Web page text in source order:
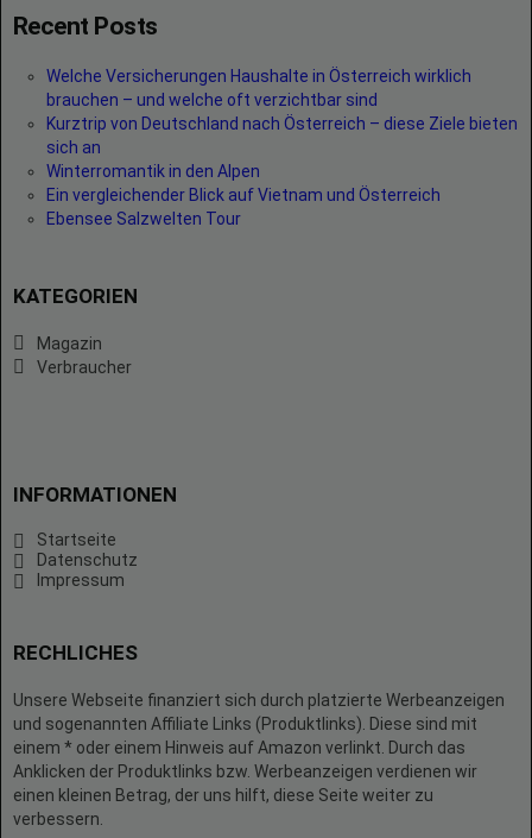
Recent Posts
Welche Versicherungen Haushalte in Österreich wirklich
brauchen – und welche oft verzichtbar sind
Kurztrip von Deutschland nach Österreich – diese Ziele bieten
sich an
Winterromantik in den Alpen
Ein vergleichender Blick auf Vietnam und Österreich
Ebensee Salzwelten Tour
KATEGORIEN
Magazin
Verbraucher
INFORMATIONEN
Startseite
Datenschutz
Impressum
RECHLICHES
Unsere Webseite finanziert sich durch platzierte Werbeanzeigen
und sogenannten Affiliate Links (Produktlinks). Diese sind mit
einem * oder einem Hinweis auf Amazon verlinkt. Durch das
Anklicken der Produktlinks bzw. Werbeanzeigen verdienen wir
einen kleinen Betrag, der uns hilft, diese Seite weiter zu
verbessern.